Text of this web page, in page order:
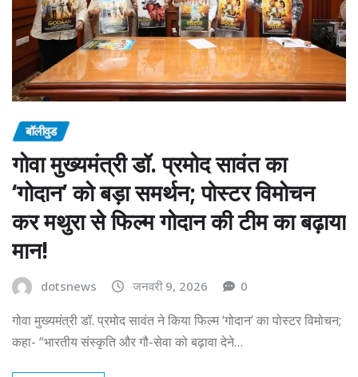
बॉलीवुड
गोवा मुख्यमंत्री डॉ. प्रमोद सावंत का
‘गोदान’ को बड़ा समर्थन; पोस्टर विमोचन
कर मथुरा से फिल्म गोदान की टीम का बढ़ाया
मान!
dotsnews जनवरी 9, 2026 0
गोवा मुख्यमंत्री डॉ. प्रमोद सावंत ने किया फिल्म ‘गोदान’ का पोस्टर विमोचन;
कहा- “भारतीय संस्कृति और गौ-सेवा को बढ़ावा देने…